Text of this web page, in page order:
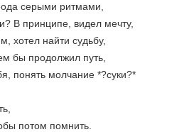
серыми ритмами,
В принципе, видел мечту,
хотел найти судьбу,
бы продолжил путь,
понять молчание *?суки?*
потом помнить.